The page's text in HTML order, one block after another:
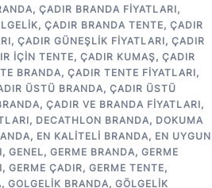
, ÇADIR BRANDA FIYATLARI,
, ÇADIR BRANDA TENTE, ÇADIR
, ÇADIR GÜNEŞLIK FIYATLARI, ÇADIR
IÇIN TENTE, ÇADIR KUMAŞ, ÇADIR
BRANDA, ÇADIR TENTE FIYATLARI,
ÜSTÜ BRANDA, ÇADIR ÜSTÜ
, ÇADIR VE BRANDA FIYATLARI,
, DECATHLON BRANDA, DOKUMA
, EN KALITELI BRANDA, EN UYGUN
, GENEL, GERME BRANDA, GERME
, GERME ÇADIR, GERME TENTE,
, GOLGELIK BRANDA, GÖLGELIK